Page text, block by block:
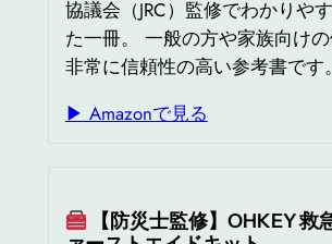
協議会（JRC）監修でわかりや
た一冊。 一般の方や家族向け
非常に信頼性の高い参考書です。
▶ Amazonで見る
【防災士監修】OHKEY 救